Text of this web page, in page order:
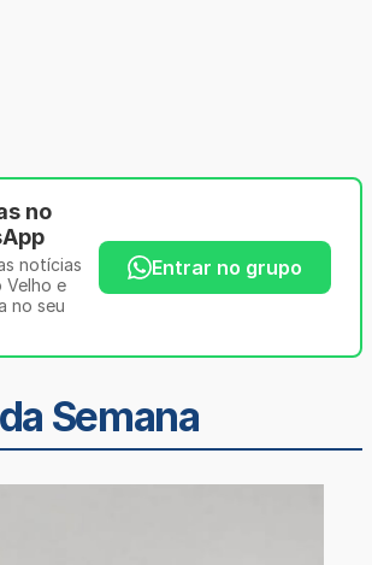
no
notícias
Velho e
no seu
Entrar no grupo
Semana